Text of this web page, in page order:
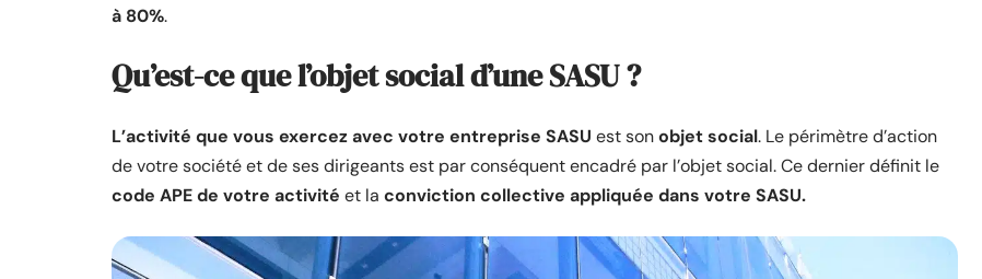
à 80%.
Qu’est-ce que l’objet social d’une SASU ?
L’activité que vous exercez avec votre entreprise SASU est sonobjet social. Le périmètre d’action
de votre société et de ses dirigeants est par conséquent encadré par l’objet social. Ce dernier définit le
code APE de votre activité et la conviction collective appliquée dans votre SASU.